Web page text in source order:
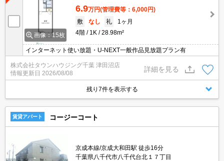
画像：15枚
6.9万円(管理費等：6,000円)
敷
なし 礼
1ヶ月
4階
1K 28.98m²
インターネット使い放題・U-NEXT一般作品見放題プラン有
株式会社タウンハウジング千葉 津田沼店
情報更新日 2026/08/08
詳細を見る
残り7件を表示する
賃貸アパート コージーコート
京成本線/京成大和田駅 徒歩16分
千葉県八千代市八千代台北１７丁目